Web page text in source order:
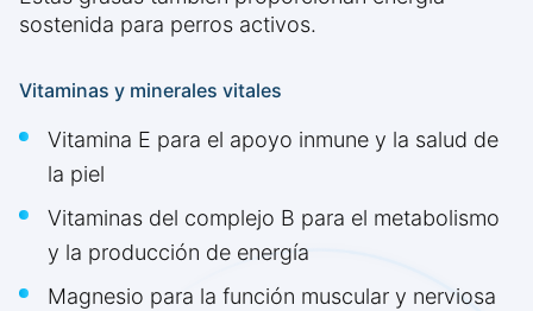
sostenida para perros activos.
Vitaminas y minerales vitales
Vitamina E para el apoyo inmune y la salud de
la piel
Vitaminas del complejo B para el metabolismo
y la producción de energía
Magnesio para la función muscular y nerviosa